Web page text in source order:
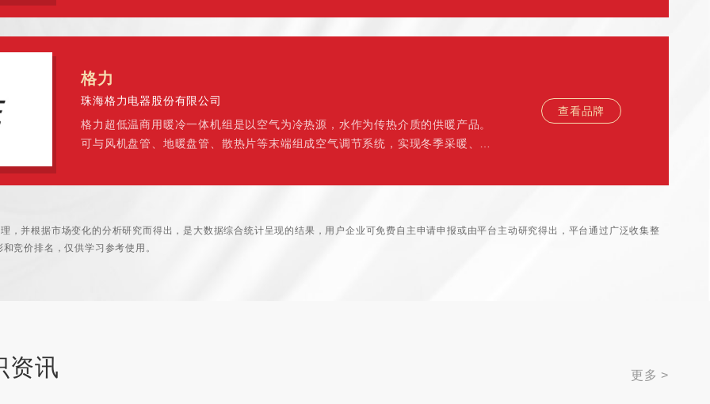
格力
珠海格力电器股份有限公司
格力超低温商用暖冷一体机组是以空气为冷热源，水作为传热介质的供暖产品。
可与风机盘管、地暖盘管、散热片等末端组成空气调节系统，实现冬季采暖、夏
查看品牌
，并根据市场变化的分析研究而得出，是大数据综合统计呈现的结果，用户企业可免费自主申请申报或由平台主动研究得出，平台通过广泛收集整
竞价排名，仅供学习参考使用。
资讯 更多 >